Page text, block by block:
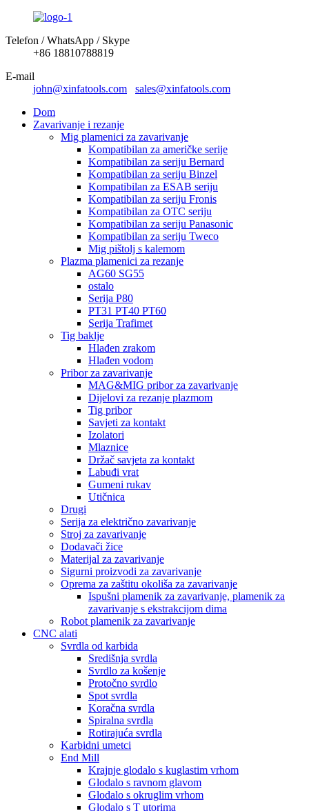
Telefon / WhatsApp / Skype
+86 18810788819
E-mail
john@xinfatools.com
sales@xinfatools.com
Dom
Zavarivanje i rezanje
Mig plamenici za zavarivanje
Kompatibilan za američke serije
Kompatibilan za seriju Bernard
Kompatibilan za seriju Binzel
Kompatibilan za ESAB seriju
Kompatibilan za seriju Fronis
Kompatibilan za OTC seriju
Kompatibilan za seriju Panasonic
Kompatibilan za seriju Tweco
Mig pištolj s kalemom
Plazma plamenici za rezanje
AG60 SG55
ostalo
Serija P80
PT31 PT40 PT60
Serija Trafimet
Tig baklje
Hlađen zrakom
Hlađen vodom
Pribor za zavarivanje
MAG&MIG pribor za zavarivanje
Dijelovi za rezanje plazmom
Tig pribor
Savjeti za kontakt
Izolatori
Mlaznice
Držač savjeta za kontakt
Labuđi vrat
Gumeni rukav
Utičnica
Drugi
Serija za električno zavarivanje
Stroj za zavarivanje
Dodavači žice
Materijal za zavarivanje
Sigurni proizvodi za zavarivanje
Oprema za zaštitu okoliša za zavarivanje
Ispušni plamenik za zavarivanje, plamenik za
zavarivanje s ekstrakcijom dima
Robot plamenik za zavarivanje
CNC alati
Svrdla od karbida
Središnja svrdla
Svrdlo za košenje
Protočno svrdlo
Spot svrdla
Koračna svrdla
Spiralna svrdla
Rotirajuća svrdla
Karbidni umetci
End Mill
Krajnje glodalo s kuglastim vrhom
Glodalo s ravnom glavom
Glodalo s okruglim vrhom
Glodalo s T utorima